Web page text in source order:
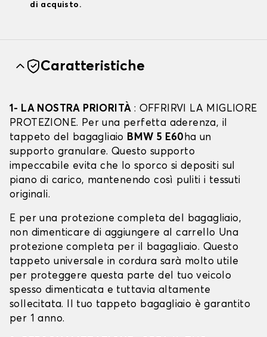
di acquisto.
Caratteristiche
1- LA NOSTRA PRIORITÀ : OFFRIRVI LA MIGLIORE
PROTEZIONE. Per una perfetta aderenza, il
tappeto del bagagliaio BMW 5 E60ha un
supporto granulare. Questo supporto
impeccabile evita che lo sporco si depositi sul
piano di carico, mantenendo così puliti i tessuti
originali.
E per una protezione completa del bagagliaio,
non dimenticare di aggiungere al carrello Una
protezione completa per il bagagliaio. Questo
tappeto universale in cordura sarà molto utile
per proteggere questa parte del tuo veicolo
spesso dimenticata e tuttavia altamente
sollecitata. Il tuo tappeto bagagliaio è garantito
per 1 anno.